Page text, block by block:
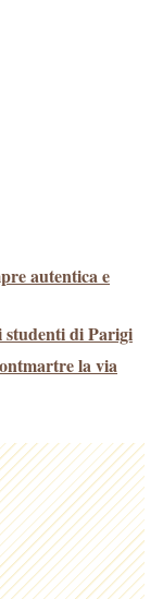
autentica e
studenti di Parigi
la via